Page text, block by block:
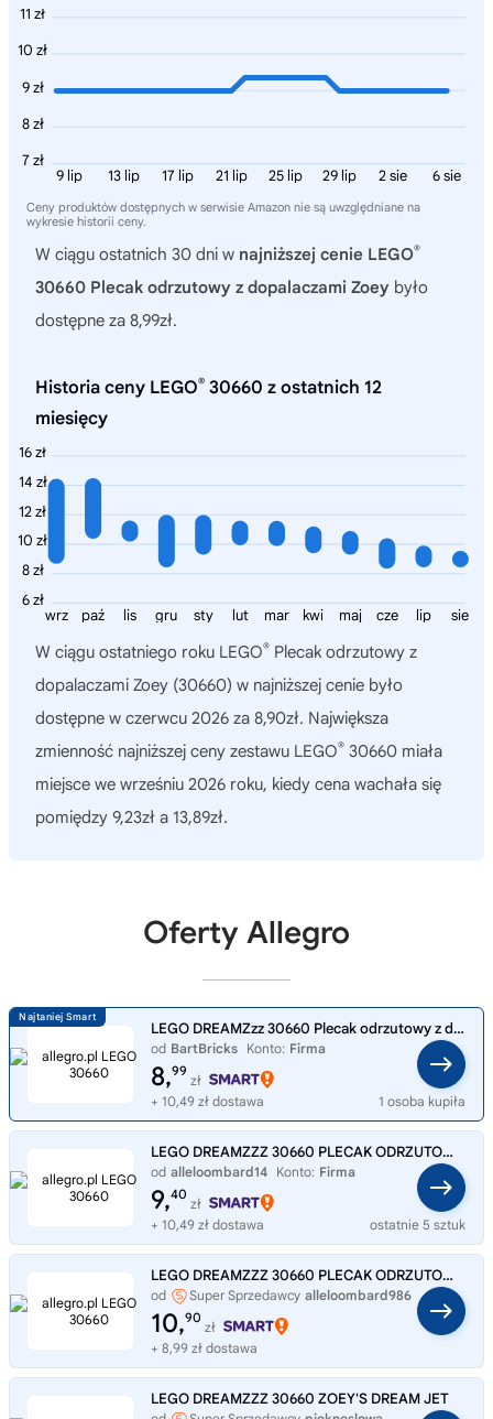
11 zł
10 zł
9 zł
8 zł
7 zł
6 sie
2 sie
29 lip
25 lip
21 lip
17 lip
13 lip
9 lip
Ceny produktów dostępnych w serwisie Amazon nie są uwzględniane na
wykresie historii ceny.
W ciągu ostatnich 30 dni w najniższej cenie LEGO®
30660 Plecak odrzutowy z dopalaczami Zoey było
dostępne za 8,99zł.
Historia ceny LEGO® 30660 z ostatnich 12
miesięcy
16 zł
14 zł
12 zł
10 zł
8 zł
6 zł
sie
lip
cze
maj
kwi
mar
lut
sty
gru
lis
paź
wrz
W ciągu ostatniego roku LEGO® Plecak odrzutowy z
dopalaczami Zoey (30660) w najniższej cenie było
dostępne w czerwcu 2026 za 8,90zł. Największa
zmienność najniższej ceny zestawu LEGO® 30660 miała
miejsce we wrześniu 2026 roku, kiedy cena wachała się
pomiędzy 9,23zł a 13,89zł.
Oferty Allegro
LEGO DREAMZzz 30660 Plecak odrzutowy z dopalaczami Zoey Nowy Polybag
od BartBricks Konto: Firma
8,99
zł
+ 10,49 zł dostawa
1 osoba kupiła
LEGO DREAMZZZ 30660 PLECAK ODRZUTOWY Z DOPALACZAMI ZOEY
od alleloombard14 Konto: Firma
9,40
zł
+ 10,49 zł dostawa
ostatnie 5 sztuk
LEGO DREAMZZZ 30660 PLECAK ODRZUTOWY Z DOPALACZAMI ZOEY
od Super Sprzedawcy alleloombard986
10,90
zł
+ 8,99 zł dostawa
LEGO DREAMZZZ 30660 ZOEY'S DREAM JET